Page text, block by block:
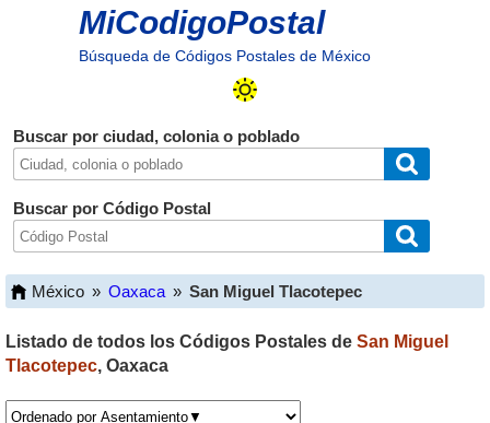
MiCodigoPostal
Búsqueda de Códigos Postales de México
Buscar por ciudad, colonia o poblado
Buscar por Código Postal
México » Oaxaca » San Miguel Tlacotepec
Listado de todos los Códigos Postales de San Miguel
Tlacotepec, Oaxaca